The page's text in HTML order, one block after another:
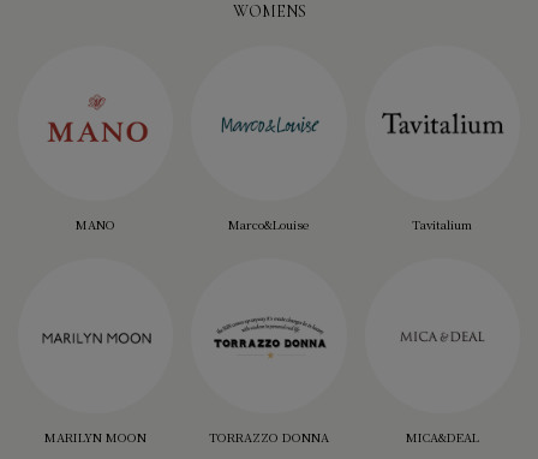
WOMENS
MANO Marco&Louise Tavitalium
MARILYN MOON TORRAZZO DONNA MICA&DEAL